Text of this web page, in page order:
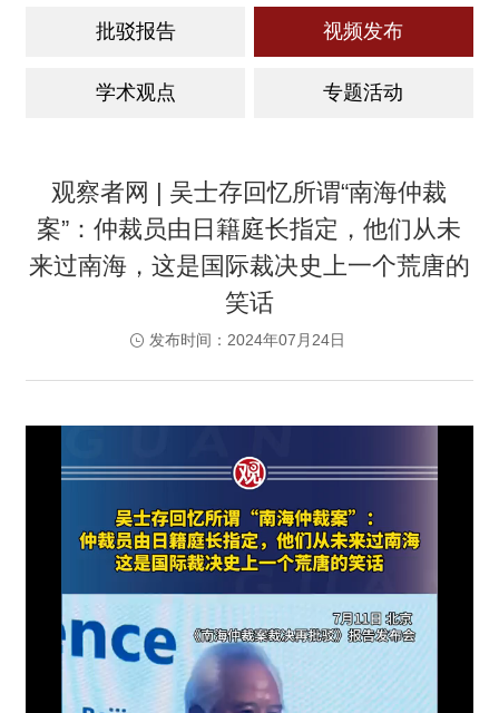
批驳报告 视频发布
学术观点 专题活动
观察者网 | 吴士存回忆所谓“南海仲裁
案”：仲裁员由日籍庭长指定，他们从未
来过南海，这是国际裁决史上一个荒唐的
笑话
发布时间：2024年07月24日